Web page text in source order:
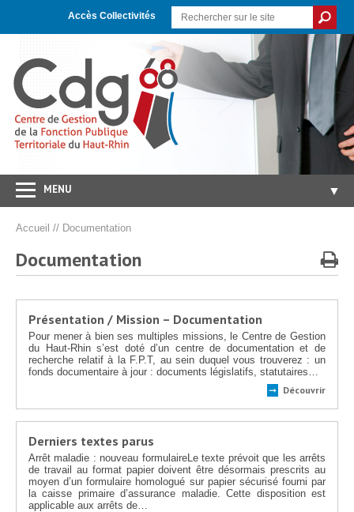
navigation
Accès Collectivités
MENU ▼
▼
Concours/Examens ▼
Emploi ▼
Carrières/RH
Protection sociale
Santé Sécurité au Travail
Documentation ▼
Archivistes
e-services
Accueil // Documentation
Documentation
Présentation / Mission – Documentation
Pour mener à bien ses multiples missions, le Centre de Gestion
du Haut-Rhin s’est doté d’un centre de documentation et de
recherche relatif à la F.P.T, au sein duquel vous trouverez : un
fonds documentaire à jour : documents législatifs, statutaires…
➞ Découvrir
Derniers textes parus
Arrêt maladie : nouveau formulaireLe texte prévoit que les arrêts
de travail au format papier doivent être désormais prescrits au
moyen d’un formulaire homologué sur papier sécurisé fourni par
la caisse primaire d’assurance maladie. Cette disposition est
applicable aux arrêts de…